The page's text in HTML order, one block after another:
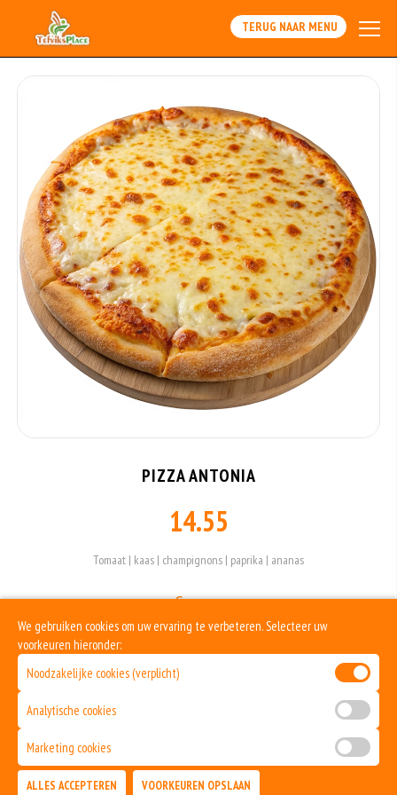
TERUG NAAR MENU
PIZZA ANTONIA
14.55
Tomaat | kaas | champignons | paprika | ananas
Sauzen
We gebruiken cookies om uw ervaring te verbeteren. Selecteer uw
voorkeuren hieronder:
Noodzakelijke cookies (verplicht)
Analytische cookies
Marketing cookies
ALLES ACCEPTEREN VOORKEUREN OPSLAAN